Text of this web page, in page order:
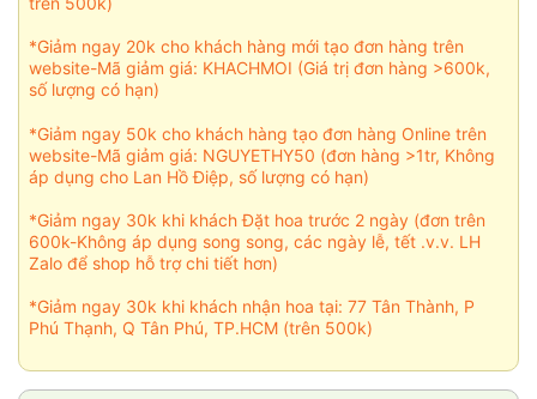
*Giảm ngay 20k cho khách hàng mới tạo đơn hàng trên
website-Mã giảm giá: KHACHMOI (Giá trị đơn hàng >600k,
số lượng có hạn)
*Giảm ngay 50k cho khách hàng tạo đơn hàng Online trên
website-Mã giảm giá: NGUYETHY50 (đơn hàng >1tr, Không
áp dụng cho Lan Hồ Điệp, số lượng có hạn)
*Giảm ngay 30k khi khách Đặt hoa trước 2 ngày (đơn trên
600k-Không áp dụng song song, các ngày lễ, tết .v.v. LH
Zalo để shop hỗ trợ chi tiết hơn)
*Giảm ngay 30k khi khách nhận hoa tại: 77 Tân Thành, P
Phú Thạnh, Q Tân Phú, TP.HCM (trên 500k)